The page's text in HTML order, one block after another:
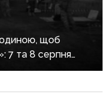
щоб
7 та 8 серпня